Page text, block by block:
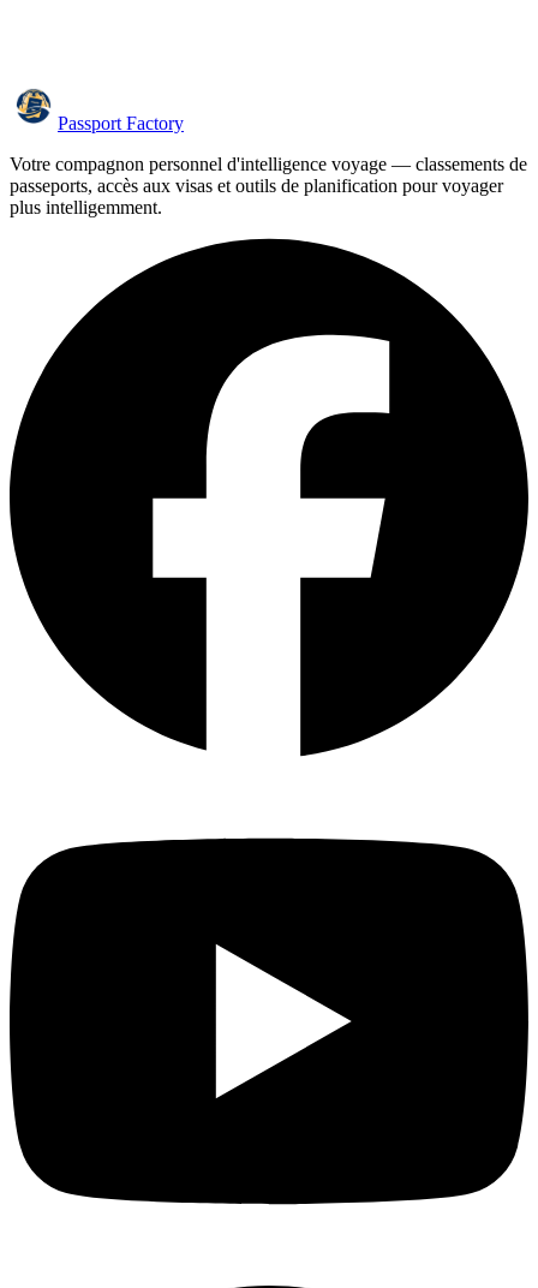
Passport Factory
Votre compagnon personnel d'intelligence voyage — classements de
passeports, accès aux visas et outils de planification pour voyager
plus intelligemment.